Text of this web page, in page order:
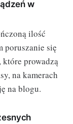
w
ilość
poruszanie się
które prowadzą
na kamerach
na blogu.